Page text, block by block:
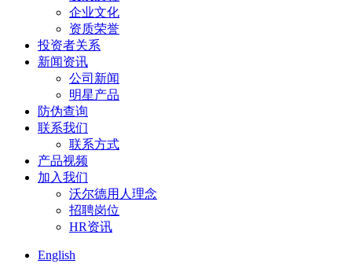
企业文化
资质荣誉
投资者关系
新闻资讯
公司新闻
明星产品
防伪查询
联系我们
联系方式
产品视频
加入我们
沃尔德用人理念
招聘岗位
HR资讯
English